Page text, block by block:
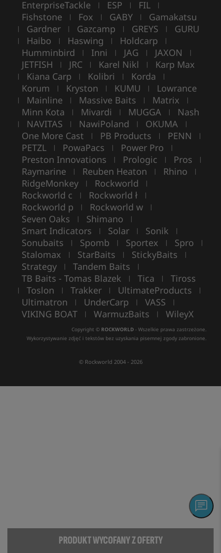
PRODUKT WYCOFANY Z OFERTY
EnterpriseTackle | ESP | FIL |
Fishstone | Fox | GABY | Gamakatsu
| Gardner | Gazcamp | GREYS | GURU
| Haibo | Haswing | Holdcarp |
Humminbird | Inni | JAG | JAXON |
JETFISH | JRC | Karel Nikl | Karp Max
| Kiana Carp | Kolibri | Korda |
Korum | Kryston | KUMU | Lowrance
| Mainline | Massive Baits | Matrix |
Minn Kota | Mivardi | MUGGA | Nash
| NAVITAS | NawiPoland | OKUMA |
One More Cast | PB Products | PENN |
PETZL | PowaPacs | Power Pro |
Preston Innovations | Prologic | Pros |
Raymarine | Reuben Heaton | Rhino |
RidgeMonkey | Rockworld |
Rockworld c | Rockworld ł |
Rockworld p | Rockworld w |
Seven Oaks | Shimano |
Smart Indicators | Solar | Sonik |
Sonubaits | Spomb | Sportex | Spro |
Stalomax | StarBaits | StickyBaits |
Strategy | Tandem Baits |
TB Baits - Tomas Blazek | Tica | Tiross
| Toslon | Trakker | UltimateProducts |
Ultimatron | UnderCarp | VASS |
VIKING BOAT | WarmuzBaits | WileyX
Copyright © ROCKWORLD - Wszelkie prawa zastrzeżone.
Wykorzystywanie zdjęć i tekstów bez uzyskania pisemnej zgody zabronione.
© Rockworld 2004 - 2026